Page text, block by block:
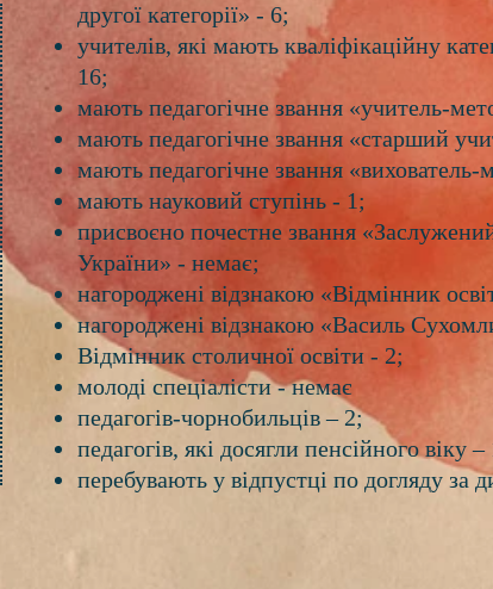
другої категорії» - 6;
учителів, які мають кваліфікаційну
16;
мають педагогічне звання «учитель-
мають педагогічне звання «старший
мають педагогічне звання
мають науковий ступінь - 1;
присвоєно почестне звання
України» - немає;
нагороджені відзнакою «Відмінник
нагороджені відзнакою «Василь
Відмінник столичної освіти - 2;
молоді спеціалісти - немає
педагогів-чорнобильців – 2;
педагогів, які досягли пенсійного віку –
перебувають у відпустці по догляду за